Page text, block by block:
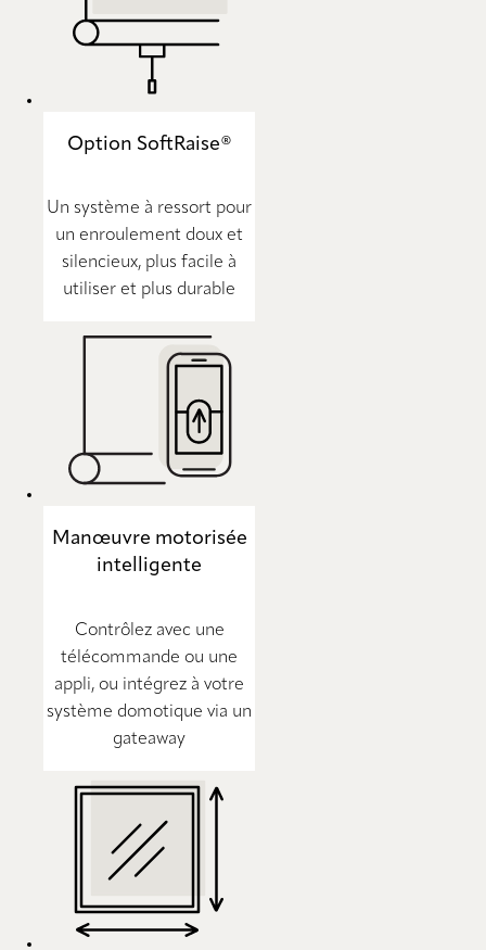
Option SoftRaise®
Un système à ressort pour
un enroulement doux et
silencieux, plus facile à
utiliser et plus durable
Manœuvre motorisée
intelligente
Contrôlez avec une
télécommande ou une
appli, ou intégrez à votre
système domotique via un
gateaway